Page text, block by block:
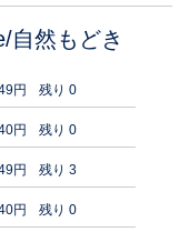
自然もどき
円 残り 0
円 残り 0
円 残り 3
円 残り 0